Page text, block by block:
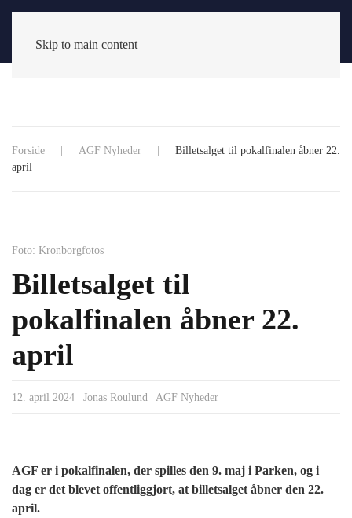
Skip to main content
Forside AGF Nyheder
Billetsalget til pokalfinalen åbner 22.
april
Foto: Kronborgfotos
Billetsalget til
pokalfinalen åbner 22.
april
12. april 2024 Jonas Roulund AGF Nyheder
AGF er i pokalfinalen, der spilles den 9. maj i Parken, og i
dag er det blevet offentliggjort, at billetsalget åbner den 22.
april.